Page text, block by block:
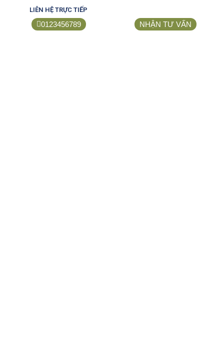
LIÊN HỆ TRỰC TIẾP
0123456789 NHẬN TƯ VẤN